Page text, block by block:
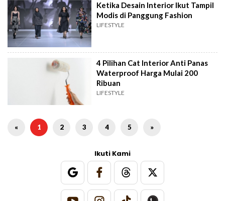
Ketika Desain Interior Ikut Tampil
Modis di Panggung Fashion
LIFESTYLE
4 Pilihan Cat Interior Anti Panas
Waterproof Harga Mulai 200
Ribuan
LIFESTYLE
« 1 2 3 4 5 »
Ikuti Kami